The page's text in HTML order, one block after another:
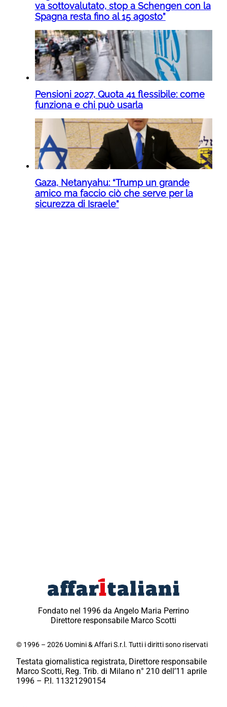
va sottovalutato, stop a Schengen con la
Spagna resta fino al 15 agosto”
Pensioni 2027, Quota 41 flessibile: come
funziona e chi può usarla
Gaza, Netanyahu: “Trump un grande
amico ma faccio ciò che serve per la
sicurezza di Israele”
Fondato nel 1996 da Angelo Maria Perrino
Direttore responsabile Marco Scotti
© 1996 – 2026 Uomini & Affari S.r.l. Tutti i diritti sono riservati
Testata giornalistica registrata, Direttore responsabile
Marco Scotti, Reg. Trib. di Milano n° 210 dell’11 aprile
1996 – P.I. 11321290154